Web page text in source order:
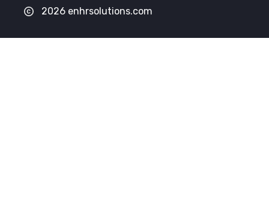
2026 enhrsolutions.com